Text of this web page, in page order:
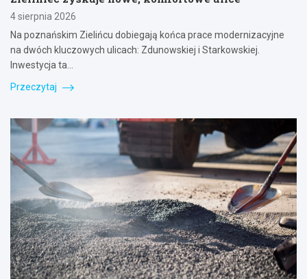
4 sierpnia 2026
Na poznańskim Zielińcu dobiegają końca prace modernizacyjne
na dwóch kluczowych ulicach: Zdunowskiej i Starkowskiej.
Inwestycja ta…
Przeczytaj